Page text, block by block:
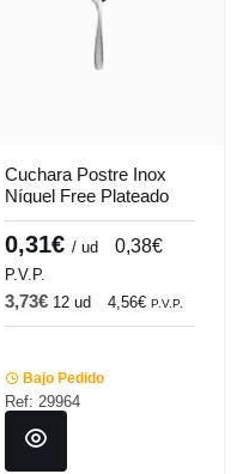
Cuchara Postre Inox
Níquel Free Plateado
1.5 Mm Hotel Comas
0,31€ / ud 0,38€
P.V.P.
3,73€ 12 ud 4,56€ P.V.P.
Bajo Pedido
Ref: 29964